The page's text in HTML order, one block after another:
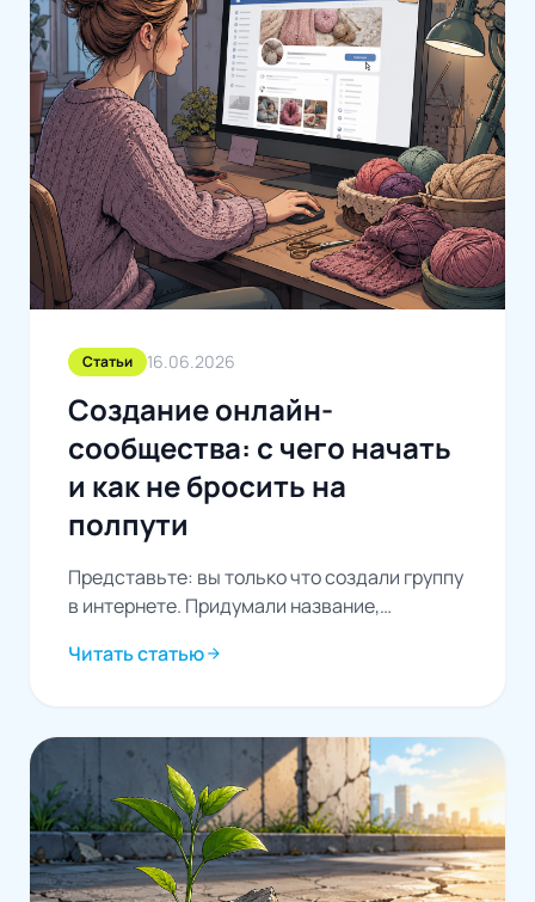
Статьи 16.06.2026
Создание онлайн-
сообщества: с чего начать
и как не бросить на
полпути
Представьте: вы только что создали группу
в интернете. Придумали название,
Откинулись на спинку кресла и...
Читать статьюarrow_forward